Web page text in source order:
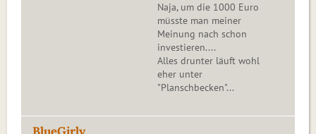
Naja, um die 1000 Euro
müsste man meiner
Meinung nach schon
investieren....
Alles drunter läuft wohl
eher unter
"Planschbecken"...